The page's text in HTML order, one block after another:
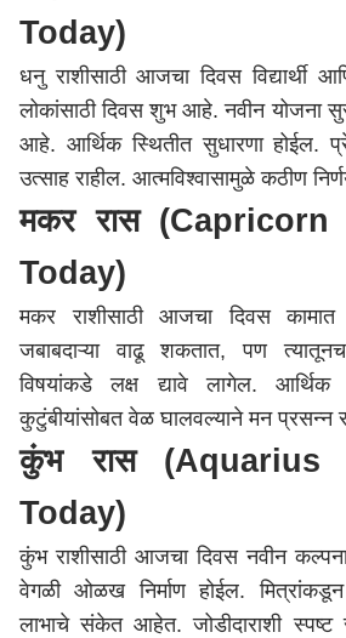
Today)
धनु राशीसाठी आजचा दिवस विद्यार्थी
लोकांसाठी दिवस शुभ आहे. नवीन योजना
आहे. आर्थिक स्थितीत सुधारणा होईल.
उत्साह राहील. आत्मविश्वासामुळे कठीण
मकर रास (Capricorn
Today)
मकर राशीसाठी आजचा दिवस
जबाबदाऱ्या वाढू शकतात, पण
विषयांकडे लक्ष द्यावे लागेल. आर्थिक
कुटुंबीयांसोबत वेळ घालवल्याने मन प्रसन्न
कुंभ रास (Aquarius
Today)
कुंभ राशीसाठी आजचा दिवस नवीन
वेगळी ओळख निर्माण होईल.
लाभाचे संकेत आहेत. जोडीदाराशी स्पष्ट